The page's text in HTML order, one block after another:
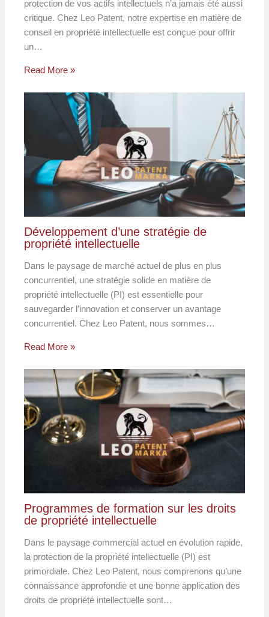
protection de vos actifs intellectuels n’a jamais été aussi
critique. Chez Leo Patent, notre expertise en matière de
conseil en propriété intellectuelle est conçue pour offrir
un…
Read More »
Développement d’une stratégie de
propriété intellectuelle
Dans le paysage de marché actuel de plus en plus
concurrentiel, une stratégie solide en matière de
propriété intellectuelle (PI) est essentielle pour
sauvegarder l’innovation et conserver un avantage
concurrentiel. Chez Leo Patent, nous sommes…
Read More »
Programmes de formation sur les droits
de propriété intellectuelle
Dans le paysage commercial actuel en évolution rapide,
la protection de la propriété intellectuelle (PI) est
primordiale. Chez Leo Patent, nous comprenons qu’une
connaissance approfondie et une bonne application des
droits de propriété intellectuelle sont…